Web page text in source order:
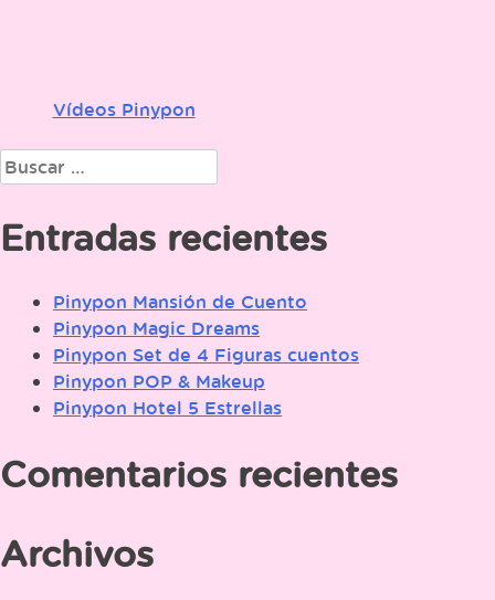
Navegación
de
entradas
Vídeos Pinypon
Buscar:
Entradas recientes
Pinypon Mansión de Cuento
Pinypon Magic Dreams
Pinypon Set de 4 Figuras cuentos
Pinypon POP & Makeup
Pinypon Hotel 5 Estrellas
Comentarios recientes
Archivos